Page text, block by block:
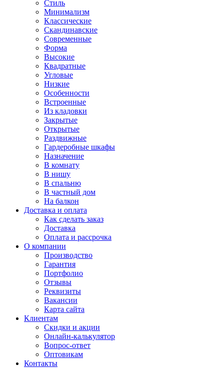
Стиль
Минимализм
Классические
Скандинавские
Современные
Форма
Высокие
Квадратные
Угловые
Низкие
Особенности
Встроенные
Из кладовки
Закрытые
Открытые
Раздвижные
Гардеробные шкафы
Назначение
В комнату
В нишу
В спальню
В частный дом
На балкон
Доставка и оплата
Как сделать заказ
Доставка
Оплата и рассрочка
О компании
Производство
Гарантия
Портфолио
Отзывы
Реквизиты
Вакансии
Карта сайта
Клиентам
Скидки и акции
Онлайн-калькулятор
Вопрос-ответ
Оптовикам
Контакты